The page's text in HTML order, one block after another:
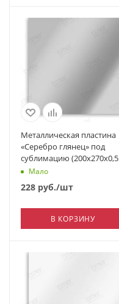
Металлическая пластина
«Серебро глянец» под
сублимацию (200х270х0,5
мм)Мало
228 руб./шт
В КОРЗИНУ